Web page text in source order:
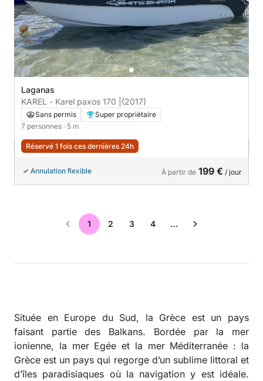
Laganas
KAREL - Karel paxos 170 | (2017)
Sans permis
Super propriétaire
7 personnes · 5 m
Réservé 1 fois ces dernières 24h
Annulation flexible À partir de 199 € / jour
1 2 3 4 …
Située en Europe du Sud, la Grèce est un pays
faisant partie des Balkans. Bordée par la mer
ionienne, la mer Egée et la mer Méditerranée : la
Grèce est un pays qui regorge d’un sublime littoral et
d’îles paradisiaques où la navigation y est idéale.